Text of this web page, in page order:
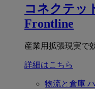
コネクテッ
Frontline
産業用拡張現実で
詳細はこちら
物流と倉庫